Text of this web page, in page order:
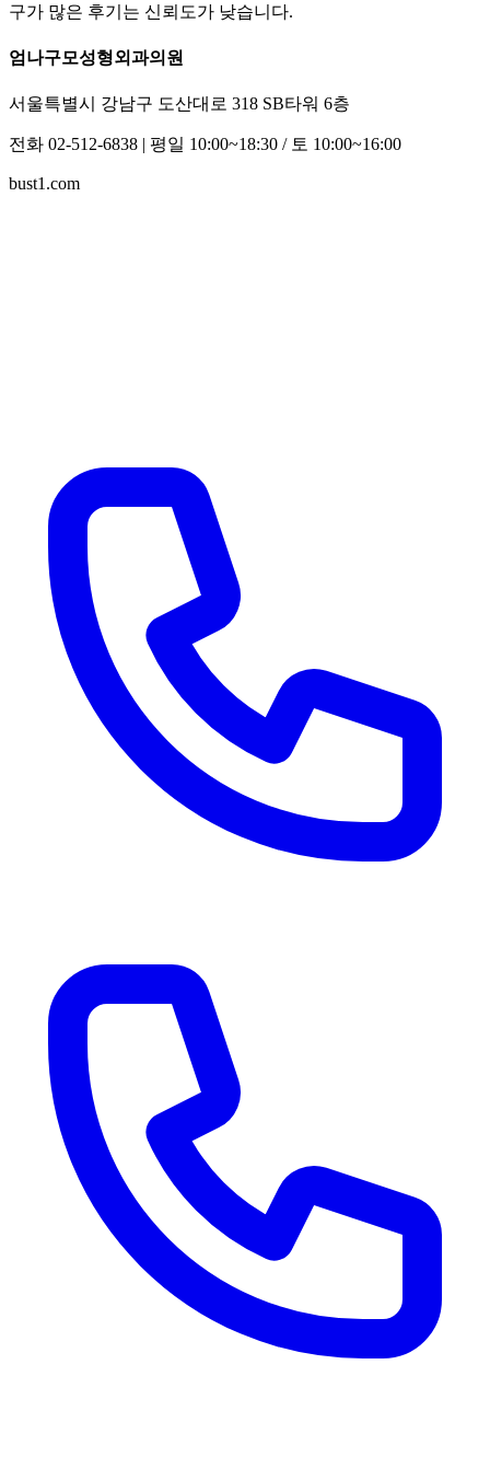
구가 많은 후기는 신뢰도가 낮습니다.
엄나구모성형외과의원
서울특별시 강남구 도산대로 318 SB타워 6층
전화 02-512-6838 | 평일 10:00~18:30 / 토 10:00~16:00
bust1.com